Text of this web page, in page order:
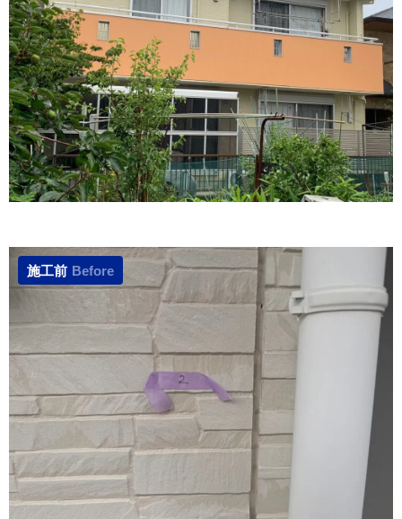
施工前 Before